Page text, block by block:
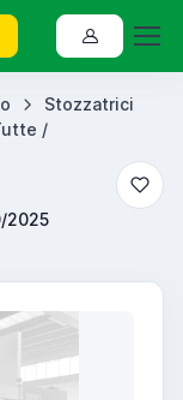
Stozzatrici
/
2025